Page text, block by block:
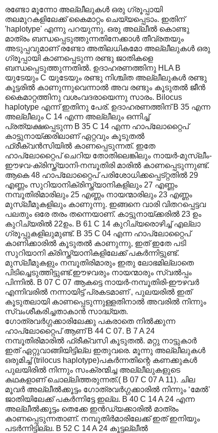
രണ്ടോ മൂന്നോ അല്ലീലുകള്‍ ഒരു ഗ്രൂപ്പായി
തലമുറകളിലേക്ക് കൈമാറ്റം ചെയ്യപ്പെടാം. ഇതിന്
'haplotype' എന്നു പറയുന്നു. ഒരു അല്ലീല്‍ കൊണ്ടു
മാത്രം ബന്ധപ്പെടുത്തുന്നതിനേക്കാള്‍ തീവ്രതയും
അടുപ്പവുമാണ് രണ്ടോ അതിലധികമോ അല്ലീലുകള്‍ ഒരു
ഗ്രൂപ്പായി കാണപ്പെടുന്ന രണ്ടു ജാതികളെ
ബന്ധപ്പെടുത്തുന്നതില്‍. ഉദാഹരണത്തിനു HLA B
യുടേയും C യുടേയും രണ്ടു നിശ്ചിത അല്ലീലുകള്‍ രണ്ടു
കൂട്ടരില്‍ കാണുന്നുവെന്നാല്‍ അവ രണ്ടും കൂടുതല്‍ ജീന്‍
കൈമാറ്റത്തിനു വശംവദരായെന്നു സാരം. Bilocus
haplotype എന്ന് ഇതിനു പേര്. ഉദാഹരണത്തിന് B 35 എന്ന
അല്ലീലും C 14 എന്ന അല്ലീലും ഒന്നിച്ച്
പ്രത്യക്ഷപ്പെടുന്ന B 35 C 14 എന്ന ഹാപ്ലോറ്റൈപ്
കാട്ടുനായ്ക്കരിലാണ് ഏറ്റവും കൂടുതല്‍
ഫ്രീക്വന്‍സിയില്‍ കാണപ്പെടുന്നത്. ഇതേ
ഹാപ്ലോറ്റൈപ് ചെറിയ തോതിലെങ്കിലും നായര്‍-മുസ്ലീം-
ഈഴവ-ക്രിസ്ത്യാനി-നമ്പൂതിരി മാരില്‍ കാണപ്പെടുന്നുണ്ട്.
ആകെ 48 ഹാപ്ലോറ്റൈപ് പരിശോധിക്കപ്പെട്റ്റതില്‍ 29
എണ്ണം സുറിയാനിക്രിസ്ത്യാനികളിലും 27 എണ്ണം
നമ്പൂതിരിമാരിലും 25 എണ്ണം നായന്മാരിലും 23 എണ്ണം
മുസ്ലീമുകളിലും കാണുന്നു. ഇങ്ങനെ വാരി വിതറപ്പെട്ടവ
പലതും ഒരേ തരം തന്നെയാണ്. കാട്ടുനായ്ക്കരില്‍ 23 ഉം
കുറിച്യരില്‍ 22ഉം. B 61 C 14 കുറിച്യരൊഴിച്ച് എല്ലാ
ഗ്രൂപ്പുകളിലുമുണ്ട്. B 35 C 04 എന്ന ഹാപ്ലോറ്റൈപ്
കാണിക്കാരില്‍ കൂടുതല്‍ കാണുന്നു, ഇത് ഇതേ പടി
സുറിയാനി‍ ക്രിസ്ത്യാനികളിലേക്ക് പകര്‍ന്നിട്ടുണ്ട്.
മുസ്ലീമുകളും നമ്പൂതിരിമാരും ഇതു ലോഭമില്ലാതെ
പിടിച്ചെടുത്തിട്ടുണ്ട്.ഈഴവരും നായന്മാരും സ്വല്‍പ്പം
പിന്നില്‍. B 07 C 07 ആകട്ടെ നായര്‍-നമ്പൂതിരി-ഈഴവര്‍
എന്നിവരില്‍ നന്നായിട്ട് പ്രകടമാണ് , പുലയരില്‍ ഇത്
കൂടുതലായി കാണപ്പെടുന്നുള്ളതിനാല്‍ അവരില്‍ നിന്നും
സ്വംശീകരിച്ചതാകാന്‍ സാദ്ധ്യത.
ഗോത്രവര്‍ഗ്ഗക്കാരിലേക്കു പകരാതെ നില്‍ക്കുന്ന
ഹാപ്ലോറ്റൈപ് ആണ് B 44 C 07. B 7 A 24
നമ്പൂതിരിമാരില്‍ ഫ്രീക്വസി കൂടുതല്‍. മറ്റു നാട്ടുകാര്‍
ഇത് ഏറ്റുവാങ്ങിയിട്ടില്ല ഇതുവരെ. മൂന്നു അല്ലീലുകള്‍
ഒരുമിച്ച് (trilocus haplotype)പകര്‍ന്നതിന്റെ കണക്കുകള്‍
പുലയിരില്‍ നിന്നും സംക്രന്മിച്ച അല്ലീലുകളുടെ
കഥകളാണ് ചൊല്ലിത്തരുന്നത്.( B 07 C 07 A 11). ചില
മൂവര്‍ അല്ലീല്‍ക്കൂട്ടം ഗോത്രവര്‍ഗ്ഗക്കാരില്‍ നിന്നും ‘മേല്‍’
ജാതിയിലേക്ക് പകര്‍ന്നിട്ടേ ഇല്ല. B 40 C 14 A 24 എന്ന
അല്ലീല്‍ക്കൂട്ടം തെക്കേ ഇന്‍ഡ്യക്കാരില്‍ മാത്രം
കാണപ്പെടുന്നതാണ്. നമ്പൂതിര്‍മാരിലേക്ക് ഇത് ഇനിയും
പടര്‍ന്നിട്ടില്ല. B 52 C 14 A 24 കൂട്ടല്ലീല്‍